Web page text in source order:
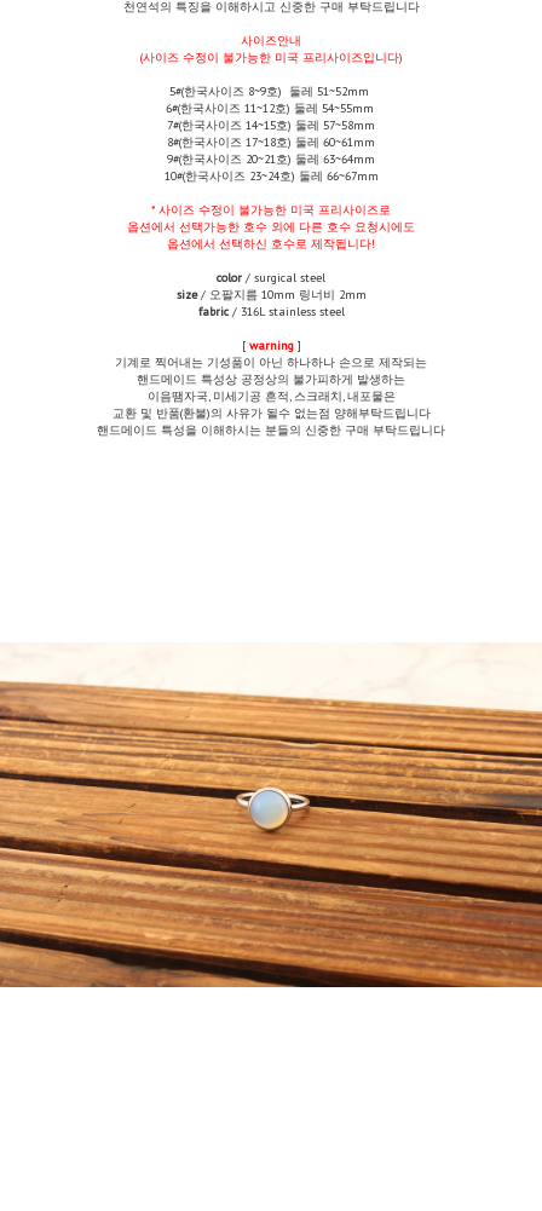
천연석의 특징을 이해하시고 신중한 구매 부탁드립니다
사이즈안내
(사이즈 수정이 불가능한 미국 프리사이즈입니다)
5#(한국사이즈 8~9호) 둘레 51~52mm
6#(한국사이즈 11~12호) 둘레 54~55mm
7#(한국사이즈 14~15호) 둘레 57~58mm
8#(한국사이즈 17~18호) 둘레 60~61mm
9#(한국사이즈 20~21호) 둘레 63~64mm
10#(한국사이즈 23~24호) 둘레 66~67mm
* 사이즈 수정이 불가능한 미국 프리사이즈로
옵션에서 선택가능한 호수 외에 다른 호수 요청시에도
옵션에서 선택하신 호수로 제작됩니다!
color / surgical steel
size/ 오팔지름 10mm 링너비 2mm
fabric/ 316L stainless steel
[ warning]
기계로 찍어내는 기성품이 아닌 하나하나 손으로 제작되는
핸드메이드 특성상 공정상의 불가피하게 발생하는
이음땜자국, 미세기공 흔적, 스크래치, 내포물은
교환 및 반품(환불)의 사유가 될수 없는점 양해부탁드립니다
핸드메이드 특성을 이해하시는 분들의 신중한 구매 부탁드립니다